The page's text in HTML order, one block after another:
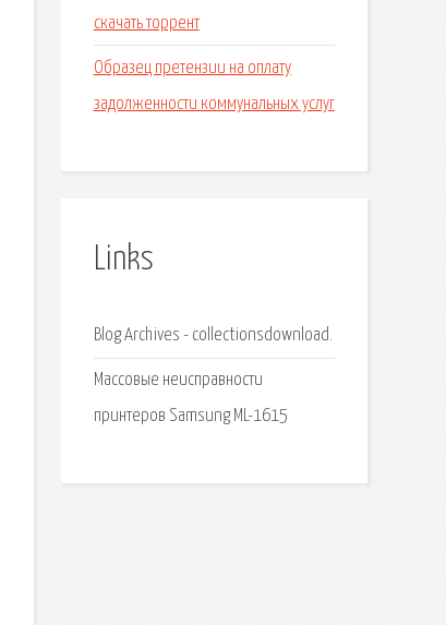
скачать торрент
Образец претензии на оплату
задолженности коммунальных услуг
Links
Blog Archives - collectionsdownload.
Массовые неисправности
принтеров Samsung ML-1615